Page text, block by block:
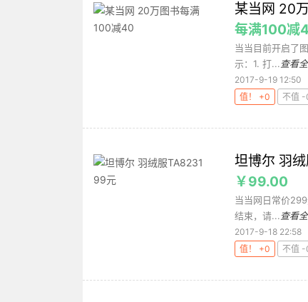
某当网 20
每满100减
当当目前开启了
示：1. 打... 查看
2017-9-19 12:50
值！ +0
不值 -
坦博尔 羽
￥99.00
当当网日常价
结束，请... 查看
2017-9-18 22:58
值！ +0
不值 -